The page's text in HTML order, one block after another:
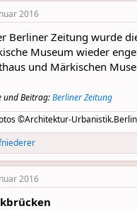
2016
Berliner Zeitung wurde
Museum wieder
und Märkischen
und Beitrag:Berliner Zeitung
©Architektur-
2016